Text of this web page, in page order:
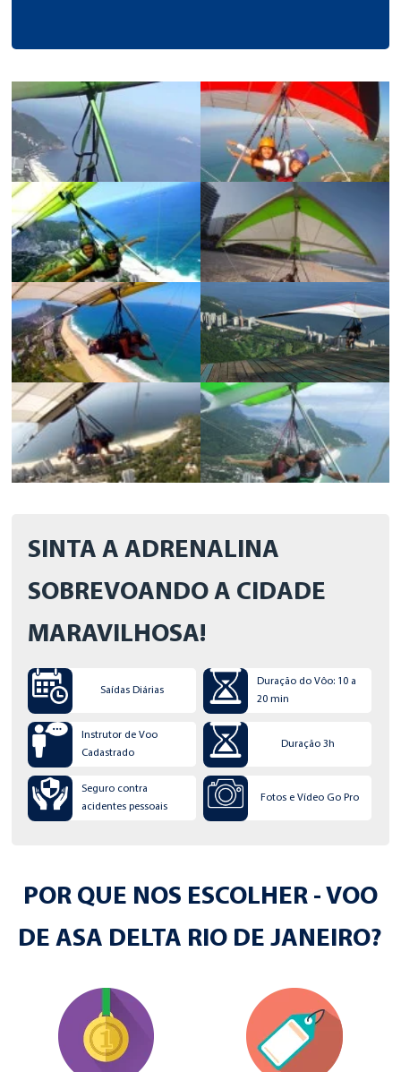
SINTA A ADRENALINA
SOBREVOANDO A CIDADE
MARAVILHOSA!
Saídas Diárias
Duração do Vôo: 10 a
20 min
Instrutor de Voo
Cadastrado
Duração 3h
Seguro contra
acidentes pessoais
Fotos e Vídeo Go Pro
POR QUE NOS ESCOLHER - VOO
DE ASA DELTA RIO DE JANEIRO?